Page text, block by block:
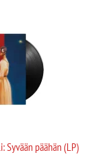
Syvään päähän (LP)